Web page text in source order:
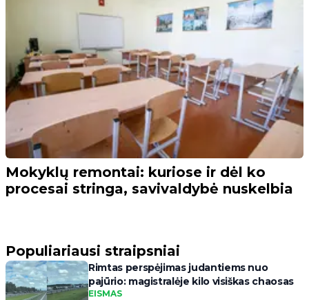
Mokyklų remontai: kuriose ir dėl ko
procesai stringa, savivaldybė nuskelbia
Populiariausi straipsniai
Rimtas perspėjimas judantiems nuo
pajūrio: magistralėje kilo visiškas chaosas
EISMAS